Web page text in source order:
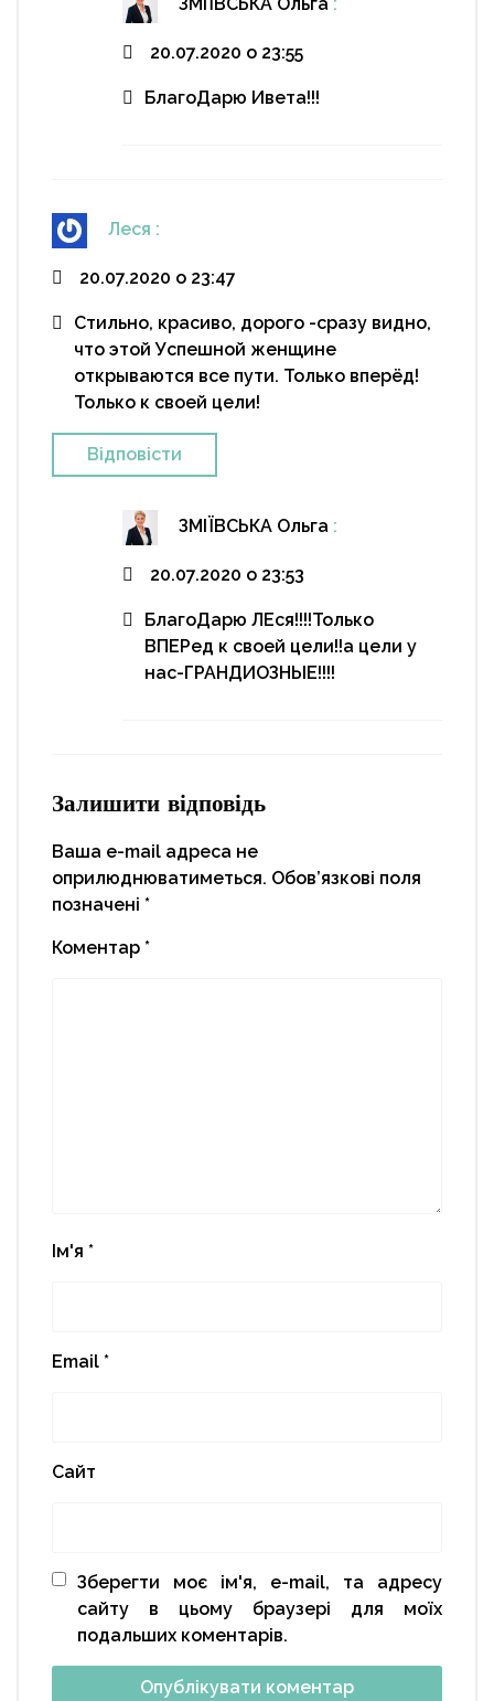
20.07.2020 о 23:55
БлагоДарю Ивета!!!
Леся :
20.07.2020 о 23:47
Стильно, красиво, дорого -сразу видно,
что этой Успешной женщине
открываются все пути. Только вперёд!
Только к своей цели!
Відповіcти
ЗМІЇВСЬКА Ольга :
20.07.2020 о 23:53
БлагоДарю ЛЕся!!!!Только
ВПЕРед к своей цели!!а цели у
нас-ГРАНДИОЗНЫЕ!!!!
Залишити відповідь
Ваша e-mail адреса не
оприлюднюватиметься. Обов’язкові поля
позначені *
Коментар *
Ім'я *
Email *
Сайт
Зберегти моє ім'я, e-mail, та адресу
сайту в цьому браузері для моїх
подальших коментарів.